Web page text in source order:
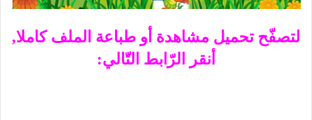
لتصفّح تحميل مشاهدة أو طباعة الملف كاملا,
أنقر الرّابط التّالي: